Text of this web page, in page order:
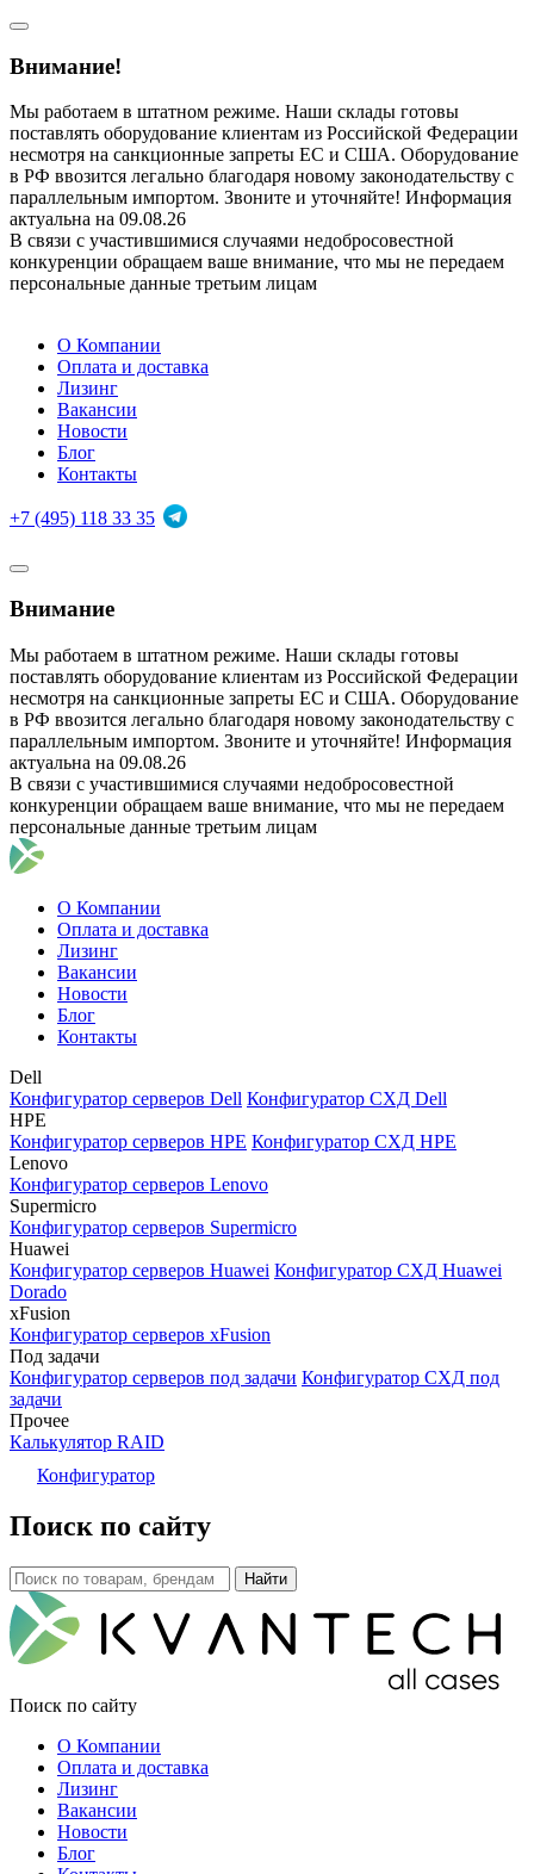
Внимание!
Мы работаем в штатном режиме. Наши склады готовы
поставлять оборудование клиентам из Российской Федерации
несмотря на санкционные запреты ЕС и США. Оборудование
в РФ ввозится легально благодаря новому законодательству с
параллельным импортом. Звоните и уточняйте! Информация
актуальна на 09.08.26
В связи с участившимися случаями недобросовестной
конкуренции обращаем ваше внимание, что мы не передаем
персональные данные третьим лицам
О Компании
Оплата и доставка
Лизинг
Вакансии
Новости
Блог
Контакты
+7 (495) 118 33 35
Внимание
Мы работаем в штатном режиме. Наши склады готовы
поставлять оборудование клиентам из Российской Федерации
несмотря на санкционные запреты ЕС и США. Оборудование
в РФ ввозится легально благодаря новому законодательству с
параллельным импортом. Звоните и уточняйте! Информация
актуальна на 09.08.26
В связи с участившимися случаями недобросовестной
конкуренции обращаем ваше внимание, что мы не передаем
персональные данные третьим лицам
О Компании
Оплата и доставка
Лизинг
Вакансии
Новости
Блог
Контакты
Dell
Конфигуратор серверов Dell Конфигуратор СХД Dell
HPE
Конфигуратор серверов HPE Конфигуратор СХД HPE
Lenovo
Конфигуратор серверов Lenovo
Supermicro
Конфигуратор серверов Supermicro
Huawei
Конфигуратор серверов Huawei Конфигуратор СХД Huawei
Dorado
xFusion
Конфигуратор серверов xFusion
Под задачи
Конфигуратор серверов под задачи Конфигуратор СХД под
задачи
Прочее
Калькулятор RAID
Конфигуратор
Поиск по сайту
Поиск по сайту
О Компании
Оплата и доставка
Лизинг
Вакансии
Новости
Блог